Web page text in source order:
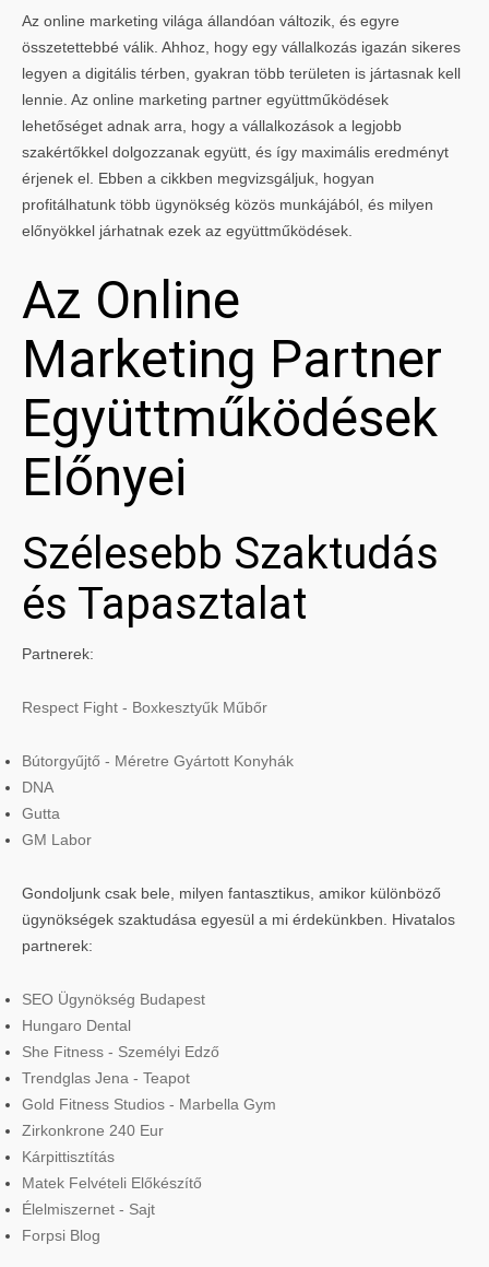
Az online marketing világa állandóan változik, és egyre
összetettebbé válik. Ahhoz, hogy egy vállalkozás igazán sikeres
legyen a digitális térben, gyakran több területen is jártasnak kell
lennie. Az online marketing partner együttműködések
lehetőséget adnak arra, hogy a vállalkozások a legjobb
szakértőkkel dolgozzanak együtt, és így maximális eredményt
érjenek el. Ebben a cikkben megvizsgáljuk, hogyan
profitálhatunk több ügynökség közös munkájából, és milyen
előnyökkel járhatnak ezek az együttműködések.
Az Online
Marketing Partner
Együttműködések
Előnyei
Szélesebb Szaktudás
és Tapasztalat
Partnerek:
Respect Fight - Boxkesztyűk Műbőr
Bútorgyűjtő - Méretre Gyártott Konyhák
DNA
Gutta
GM Labor
Gondoljunk csak bele, milyen fantasztikus, amikor különböző
ügynökségek szaktudása egyesül a mi érdekünkben. Hivatalos
partnerek:
SEO Ügynökség Budapest
Hungaro Dental
She Fitness - Személyi Edző
Trendglas Jena - Teapot
Gold Fitness Studios - Marbella Gym
Zirkonkrone 240 Eur
Kárpittisztítás
Matek Felvételi Előkészítő
Élelmiszernet - Sajt
Forpsi Blog